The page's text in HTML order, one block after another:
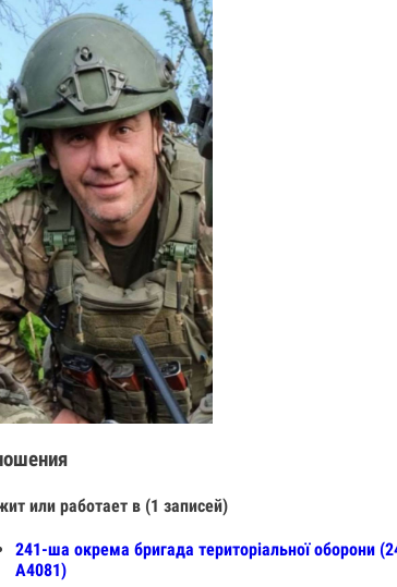
или работает в (1 записей)
241-ша окрема бригада територіальної оборони
А4081)